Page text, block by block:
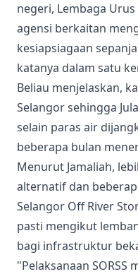
negeri, Lembaga Urus
agensi berkaitan
kesiapsiagaan
katanya dalam satu
Beliau menjelaskan,
Selangor sehingga
selain paras air
beberapa bulan
Menurut Jamaliah,
alternatif dan
Selangor Off River
pasti mengikut
bagi infrastruktur
"Pelaksanaan